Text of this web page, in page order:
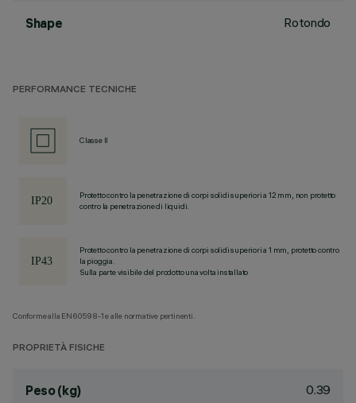
Shape Rotondo
PERFORMANCE TECNICHE
Classe II
Protetto contro la penetrazione di corpi solidi superiori a 12 mm, non protetto
contro la penetrazione di liquidi.
Protetto contro la penetrazione di corpi solidi superiori a 1 mm, protetto contro
la pioggia.
Sulla parte visibile del prodotto una volta installato
Conforme alla EN60598-1 e alle normative pertinenti.
PROPRIETÀ FISICHE
Peso (kg) 0.39